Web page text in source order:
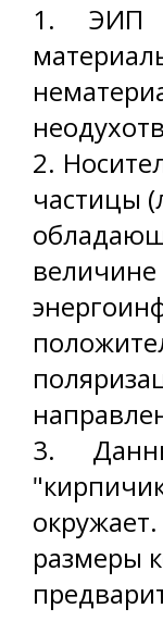
1. ЭИП
2.
частицы
величине
3.
размеры